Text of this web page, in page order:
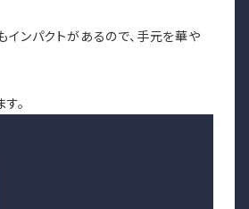
インパクトがあるので、手元を華や
。